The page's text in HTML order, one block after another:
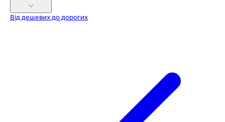
Від дешевих до дорогих